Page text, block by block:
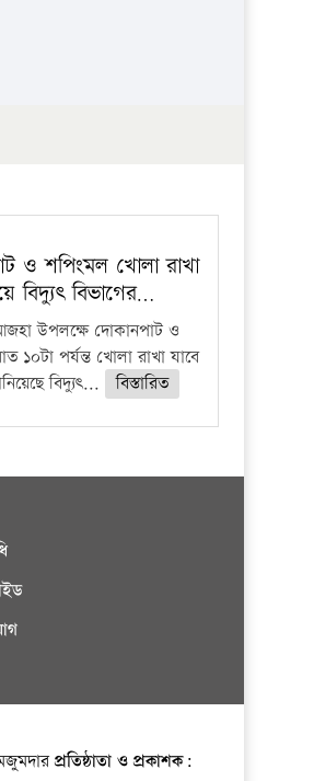
ও শপিংমল খোলা রাখা
বিদ্যুৎ বিভাগের…
উপলক্ষে দোকানপাট ও
১০টা পর্যন্ত খোলা রাখা যাবে
বিদ্যুৎ...
বিস্তারিত
প্রতিষ্ঠাতা ও প্রকাশক: